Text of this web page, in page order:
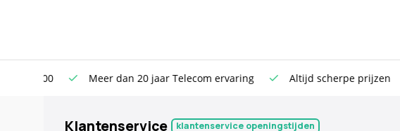
Meer dan 20 jaar Telecom ervaring Altijd scherpe prijzen
Klantenservice klantenservice openingstijden